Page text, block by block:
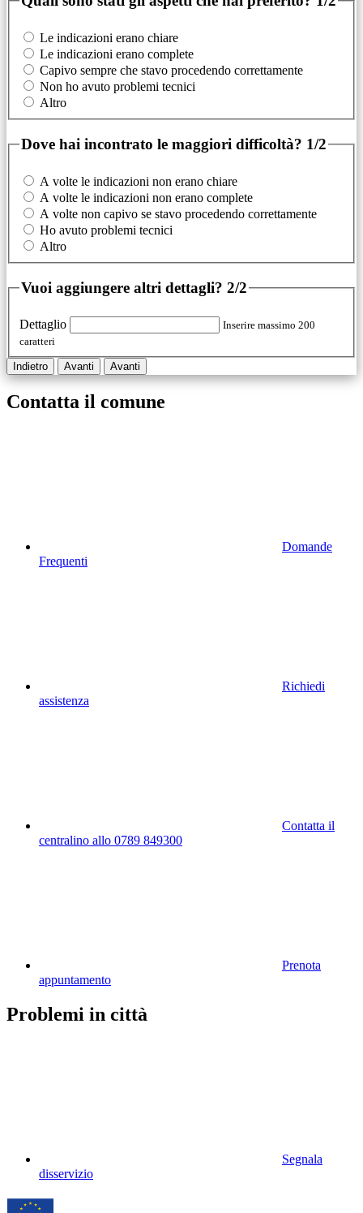
Le indicazioni erano chiare
Le indicazioni erano complete
Capivo sempre che stavo procedendo correttamente
Non ho avuto problemi tecnici
Altro
Dove hai incontrato le maggiori difficoltà? 1/2
A volte le indicazioni non erano chiare
A volte le indicazioni non erano complete
A volte non capivo se stavo procedendo correttamente
Ho avuto problemi tecnici
Altro
Vuoi aggiungere altri dettagli? 2/2
Dettaglio
Inserire massimo 200
caratteri
Indietro Avanti Avanti
Contatta il comune
Domande
Frequenti
Richiedi
assistenza
Contatta il
centralino allo 0789 849300
Prenota
appuntamento
Problemi in città
Segnala
disservizio